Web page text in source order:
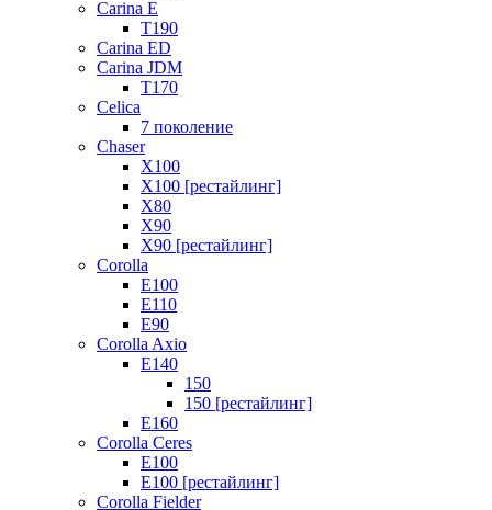
Carina E
T190
Carina ED
Carina JDM
T170
Celica
7 поколение
Chaser
X100
X100 [рестайлинг]
X80
X90
X90 [рестайлинг]
Corolla
E100
E110
E90
Corolla Axio
E140
150
150 [рестайлинг]
E160
Corolla Ceres
E100
E100 [рестайлинг]
Corolla Fielder